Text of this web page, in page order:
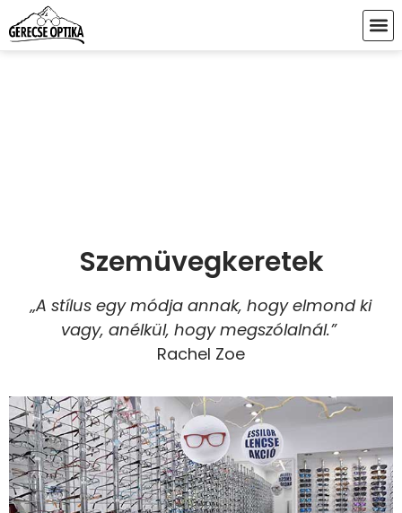
Szemüvegkeretek
„A stílus egy módja annak, hogy elmond ki
vagy, anélkül, hogy megszólalnál.”
Rachel Zoe